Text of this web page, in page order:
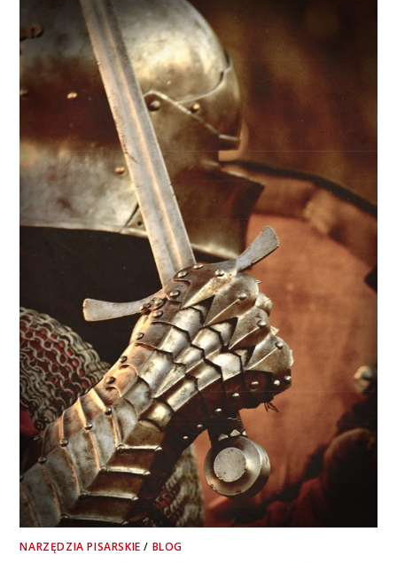
NARZĘDZIA PISARSKIE / BLOG